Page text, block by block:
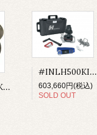
HFG600 MK3ファーラー UNIT0・00用 ドラムスプール
#INLH500KIT.US Winch Kit-Lokhead 500 Reversible PLT MWL 285kg （送料込み）
603,660円(税込)
SOLD OUT